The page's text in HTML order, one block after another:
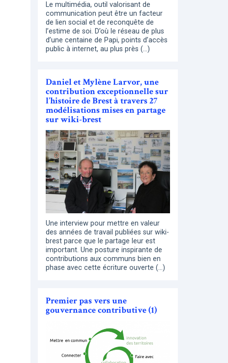
Le multimédia, outil valorisant de
communication peut être un facteur
de lien social et de reconquête de
l’estime de soi. D’où le réseau de plus
d’une centaine de Papi, points d’accès
public à internet, au plus près (…)
Daniel et Mylène Larvor, une
contribution exceptionnelle sur
l’histoire de Brest à travers 27
modélisations mises en partage
sur wiki-brest
Une interview pour mettre en valeur
des années de travail publiées sur wiki-
brest parce que le partage leur est
important. Une posture inspirante de
contributions aux communs bien en
phase avec cette écriture ouverte (…)
Premier pas vers une
gouvernance contributive (1)